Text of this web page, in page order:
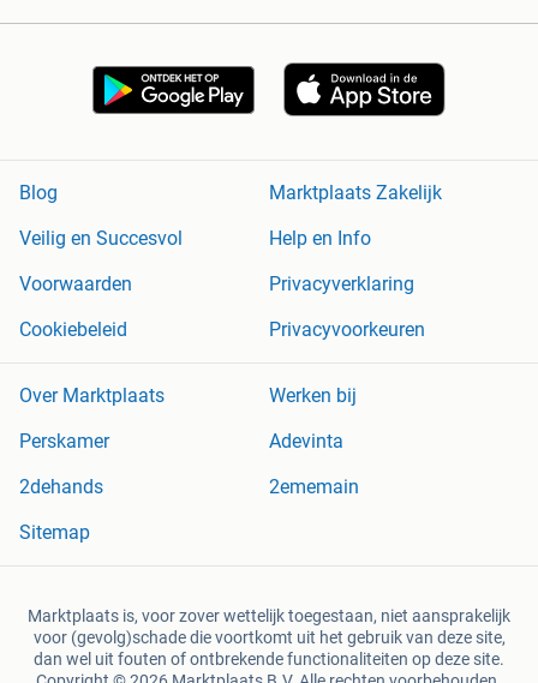
Blog
Marktplaats Zakelijk
Veilig en Succesvol
Help en Info
Voorwaarden
Privacyverklaring
Cookiebeleid
Privacyvoorkeuren
Over Marktplaats
Werken bij
Perskamer
Adevinta
2dehands
2ememain
Sitemap
Marktplaats is, voor zover wettelijk toegestaan, niet aansprakelijk
voor (gevolg)schade die voortkomt uit het gebruik van deze site,
dan wel uit fouten of ontbrekende functionaliteiten op deze site.